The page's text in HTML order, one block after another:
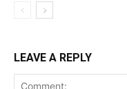
LEAVE A REPLY